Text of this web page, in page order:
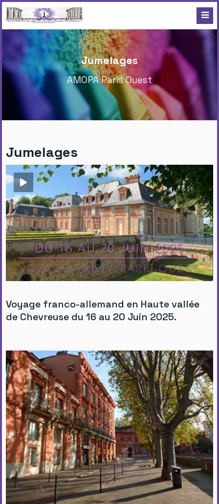
Jumelages
AMOPA Paris Ouest
Jumelages
Voyage franco-allemand en Haute vallée
de Chevreuse du 16 au 20 Juin 2025.